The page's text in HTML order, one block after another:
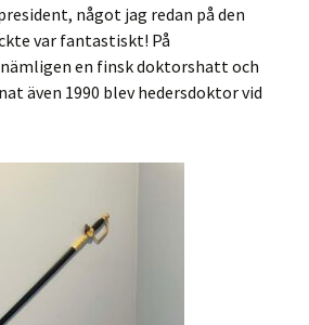
något jag redan på den
var fantastiskt! På
en finsk doktorshatt och
även 1990 blev hedersdoktor vid